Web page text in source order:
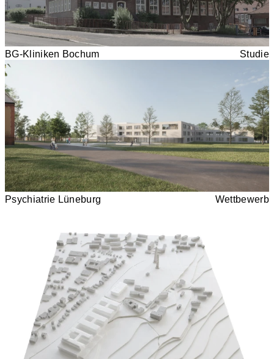
BG-Kliniken Bochum Studie
Psychiatrie Lüneburg Wettbewerb